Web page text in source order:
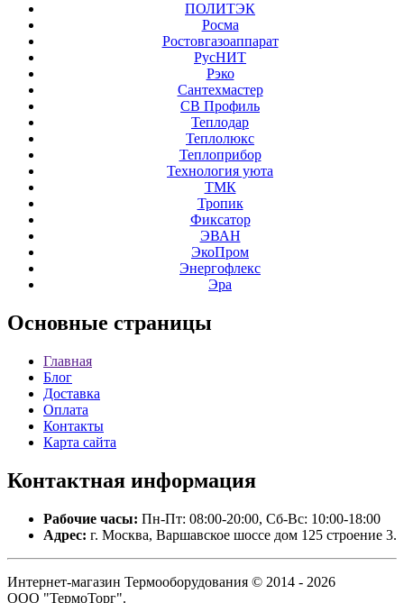
ПОЛИТЭК
Росма
Ростовгазоаппарат
РусНИТ
Рэко
Сантехмастер
СВ Профиль
Теплодар
Теплолюкс
Теплоприбор
Технология уюта
ТМК
Тропик
Фиксатор
ЭВАН
ЭкоПром
Энергофлекс
Эра
Основные страницы
Главная
Блог
Доставка
Оплата
Контакты
Карта сайта
Контактная информация
Рабочие часы: Пн-Пт: 08:00-20:00, Сб-Вс: 10:00-18:00
Адрес: г. Москва, Варшавское шоссе дом 125 строение 3.
Интернет-магазин Термооборудования © 2014 - 2026
ООО "ТермоТорг".